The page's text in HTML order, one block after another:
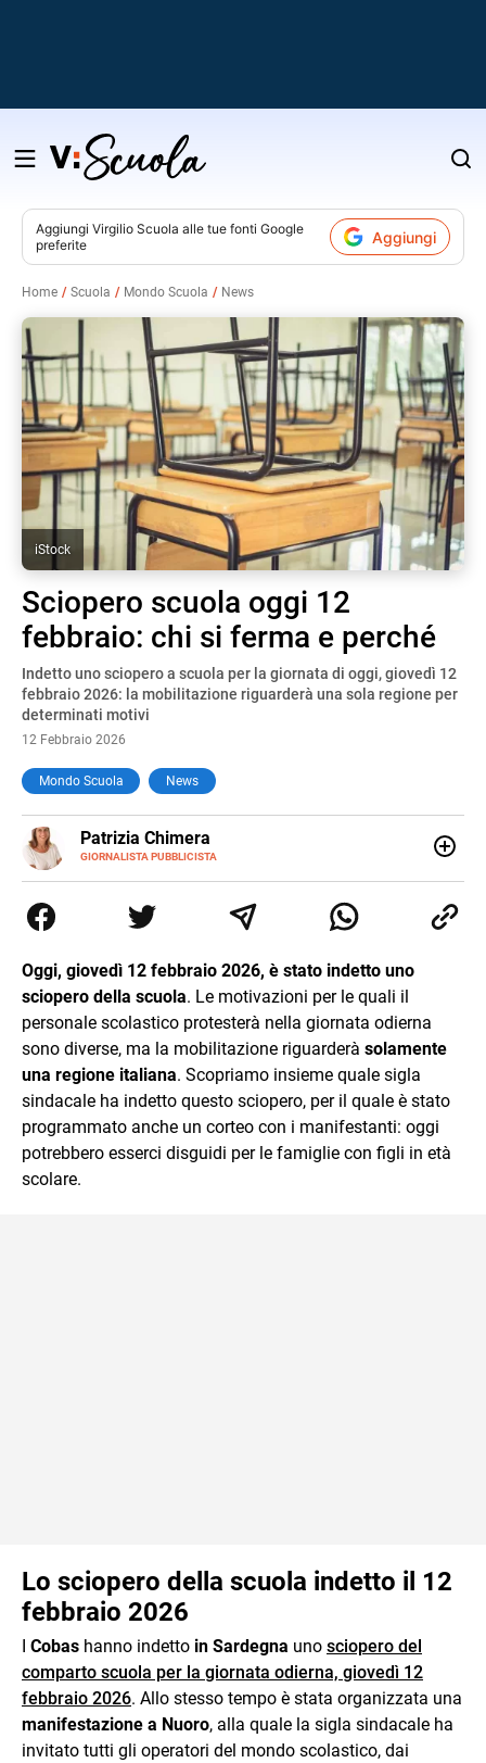
Salta
contenuto
Aggiungi Virgilio Scuola alle tue fonti Google
preferite
Aggiungi
Home Scuola Mondo Scuola News
iStock
Sciopero scuola oggi 12
febbraio: chi si ferma e perché
Indetto uno sciopero a scuola per la giornata di oggi, giovedì 12
febbraio 2026: la mobilitazione riguarderà una sola regione per
determinati motivi
12 Febbraio 2026
Mondo Scuola News
Patrizia Chimera
GIORNALISTA PUBBLICISTA
E-
MAIL
LINKEDIN
collaborato con grandi gruppi editoriali e agenzie di
comunicazione specializzandosi nella scrittura di articoli
Oggi, giovedì 12 febbraio 2026, è stato indetto uno
sciopero della scuola. Le motivazioni per le quali il
personale scolastico protesterà nella giornata odierna
sono diverse, ma la mobilitazione riguarderà solamente
una regione italiana. Scopriamo insieme quale sigla
sindacale ha indetto questo sciopero, per il quale è stato
programmato anche un corteo con i manifestanti: oggi
potrebbero esserci disguidi per le famiglie con figli in età
scolare.
Lo sciopero della scuola indetto il 12
febbraio 2026
I Cobas hanno indetto in Sardegna uno sciopero del
comparto scuola per la giornata odierna, giovedì 12
febbraio 2026. Allo stesso tempo è stata organizzata una
manifestazione a Nuoro, alla quale la sigla sindacale ha
invitato tutti gli operatori del mondo scolastico, dai